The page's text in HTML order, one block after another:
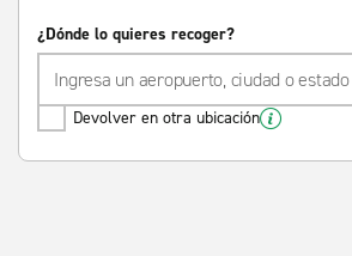
¿Dónde lo quieres recoger?
Devolver en otra ubicación